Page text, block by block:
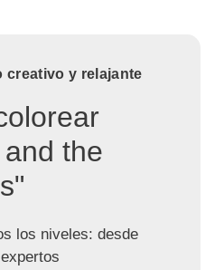
creativo y relajante
the
los niveles: desde